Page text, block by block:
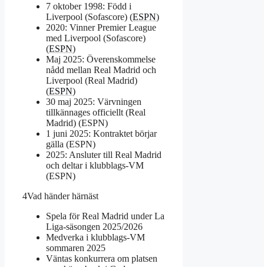
7 oktober 1998: Född i
Liverpool (Sofascore) (ESPN)
2020: Vinner Premier League
med Liverpool (Sofascore)
(ESPN)
Maj 2025: Överenskommelse
nådd mellan Real Madrid och
Liverpool (Real Madrid)
(ESPN)
30 maj 2025: Värvningen
tillkännages officiellt (Real
Madrid) (ESPN)
1 juni 2025: Kontraktet börjar
gälla (ESPN)
2025: Ansluter till Real Madrid
och deltar i klubblags-VM
(ESPN)
4Vad händer härnäst
Spela för Real Madrid under La
Liga-säsongen 2025/2026
Medverka i klubblags-VM
sommaren 2025
Väntas konkurrera om platsen